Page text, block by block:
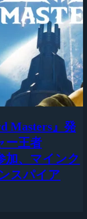
Masters』発
ー王者
加、マインク
スパイア